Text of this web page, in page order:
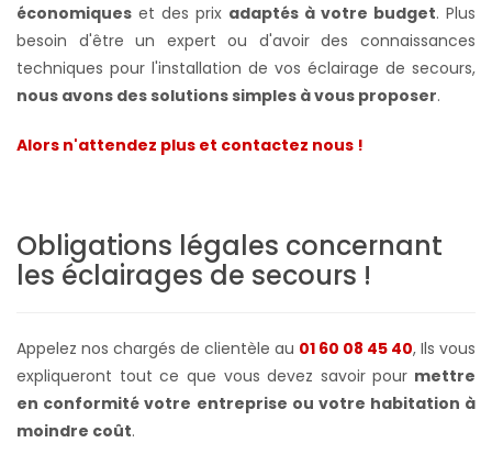
économiques et des prix adaptés à votre budget. Plus
besoin d'être un expert ou d'avoir des connaissances
techniques pour l'installation de vos éclairage de secours,
nous avons des solutions simples à vous proposer.
Alors n'attendez plus et contactez nous !
Obligations légales concernant
les éclairages de secours !
Appelez nos chargés de clientèle au 01 60 08 45 40, Ils vous
expliqueront tout ce que vous devez savoir pour mettre
en conformité votre entreprise ou votre habitation à
moindre coût.